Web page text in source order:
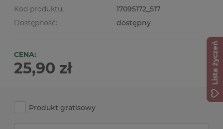
Kod produktu:
17095172_517
Dostępność:
dostępny
CENA:
25,90 zł
Produkt gratisowy
Lista życzeń